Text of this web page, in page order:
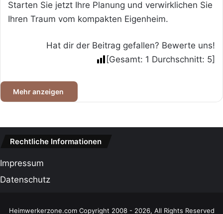
Starten Sie jetzt Ihre Planung und verwirklichen Sie
Ihren Traum vom kompakten Eigenheim.
Hat dir der Beitrag gefallen? Bewerte uns!
[Gesamt: 1 Durchschnitt: 5]
Mehr anzeigen
Rechtliche Informationen
Impressum
Datenschutz
Heimwerkerzone.com Copyright 2008 - 2026, All Rights Reserved